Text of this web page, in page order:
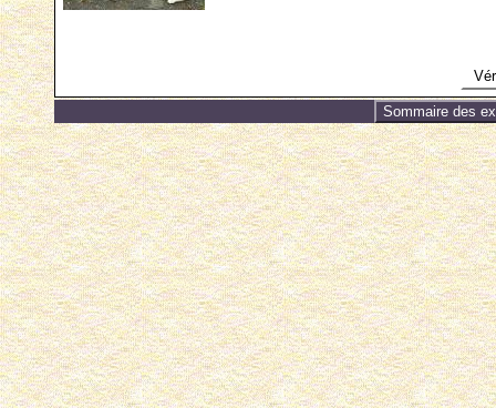
Sommaire des